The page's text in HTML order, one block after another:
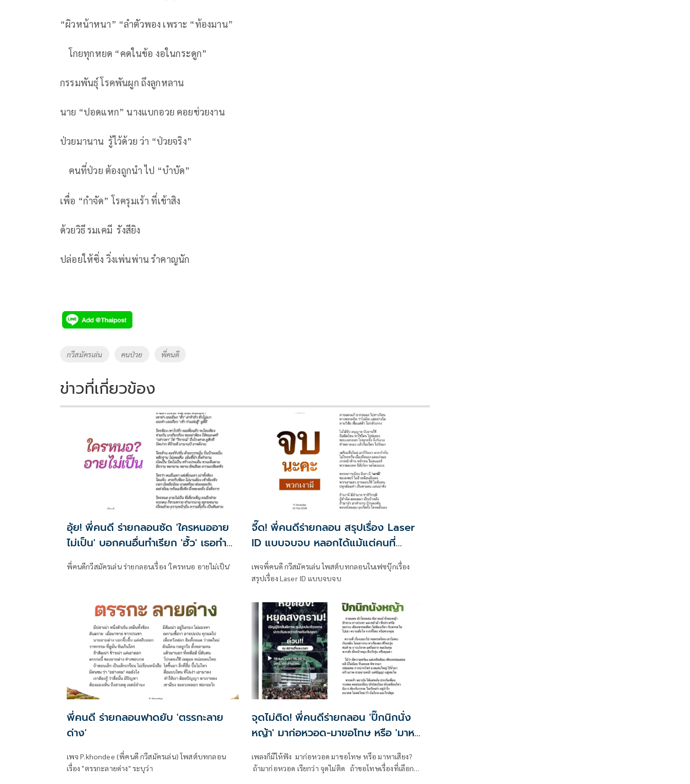
“ผิวหน้าหนา” “ลำตัวพอง เพราะ “ท้องมาน”
โกยทุกหยด “คดในข้อ งอในกระดูก”
กรรมพันธุ์ โรคพันผูก ถึงลูกหลาน
นาย “ปอดแหก” นางแบกอวย คอยช่วยงาน
ป่วยมานาน รู้ไว้ด้วย ว่า “ป่วยจริง”
คนที่ป่วย ต้องถูกนำ ไป “บำบัด”
เพื่อ “กำจัด” โรครุมเร้า ที่เข้าสิง
ด้วยวิธี รมเคมี รังสียิง
ปล่อยให้ซิ่ง วิ่งเพ่นพ่าน รำคาญนัก
Tags
กวีสมัครเล่น คนป่วย พี่คนดี
ข่าวที่เกี่ยวข้อง
อุ้ย! พี่คนดี ร่ายกลอนซัด 'ใครหนออาย
ไม่เป็น' บอกคนอื่นทำเรียก 'ฮั้ว' เธอทำ
เรียก 'เข้าร่วมต่อสู้'
พี่คนดีกวีสมัครเล่น ร่ายกลอนเรื่อง 'ใครหนอ อายไม่เป็น'
จี๊ด! พี่คนดีร่ายกลอน สรุปเรื่อง Laser
ID แบบจบจบ หลอกได้แม้แต่คนที่
สนับสนุนตนเอง
เพจพี่คนดี กวีสมัครเล่น โพสต์บทกลอนในเฟซบุ๊กเรื่อง
สรุปเรื่อง Laser ID แบบจบจบ
พี่คนดี ร่ายกลอนฟาดยับ 'ตรรกะลาย
ด่าง'
เพจ P.khondee (พี่คนดี กวีสมัครเล่น) โพสต์บทกลอน
เรื่อง "ตรรกะลายด่าง" ระบุว่า
จุดไม่ติด! พี่คนดีร่ายกลอน 'ปิ๊กนิกนั่ง
หญ้า' มาก่อหวอด-มาขอโทษ หรือ 'มาหา
เพลงก็มีให้ฟัง มาก่อหวอด มาขอโทษ หรือ มาหาเสียง?
ถ้ามาก่อหวอด เรียกว่า จุดไม่ติด ถ้าขอโทษเรื่องที่เลือก